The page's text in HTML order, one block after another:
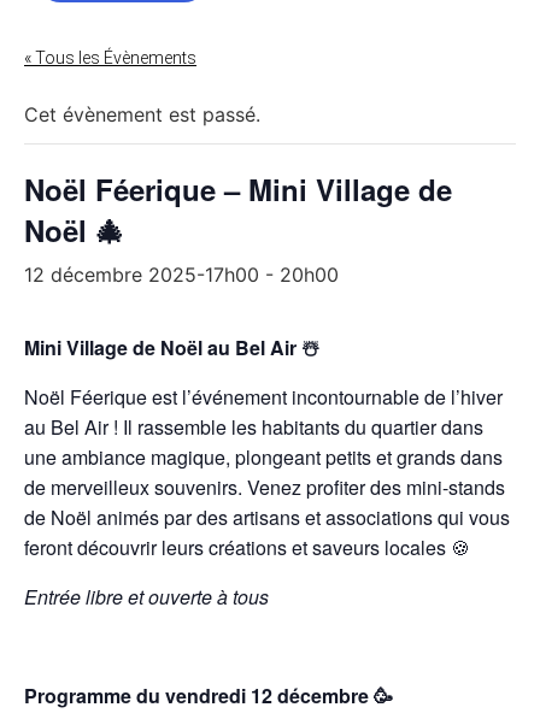
« Tous les Évènements
Cet évènement est passé.
Noël Féerique – Mini Village de
Noël 🎄
12 décembre 2025-17h00 - 20h00
Mini Village de Noël au Bel Air ☃️
Noël Féerique est l’événement incontournable de l’hiver
au Bel Air ! Il rassemble les habitants du quartier dans
une ambiance magique, plongeant petits et grands dans
de merveilleux souvenirs. Venez profiter des mini-stands
de Noël animés par des artisans et associations qui vous
feront découvrir leurs créations et saveurs locales 🍪
Entrée libre et ouverte à tous
Programme du vendredi 12 décembre 🥳